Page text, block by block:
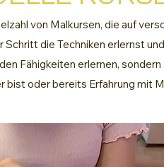
von Malkursen, die auf
die Techniken erlernst
Fähigkeiten erlernen,
bist oder bereits Erfahrung mit